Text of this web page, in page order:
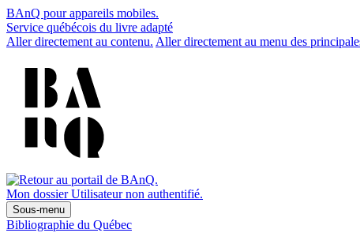
BAnQ pour appareils mobiles.
Service québécois du livre adapté
Aller directement au contenu. Aller directement au menu des
Mon dossier Utilisateur non authentifié.
Sous-menu
Bibliographie du Québec